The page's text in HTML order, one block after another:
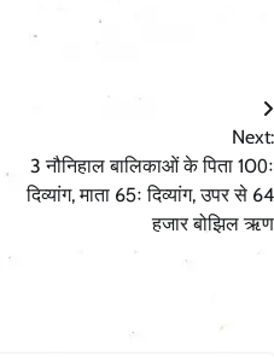
Next:
3 नौनिहाल बालिकाओं के पिता 100ः
दिव्यांग, माता 65ः दिव्यांग, उपर से 64
हजार बोझिल ऋण